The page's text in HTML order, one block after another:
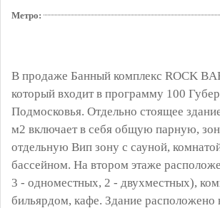
Метро:
В продаже Банный комплекс ROCK
который входит в программу 100
Подмосковья. Отдельно стоящее
м2 включает в себя общую парную,
отдельную Вип зону с сауной,
бассейном. На втором этаже
3 - одноместных, 2 - двухместных),
бильярдом, кафе. Здание расположено